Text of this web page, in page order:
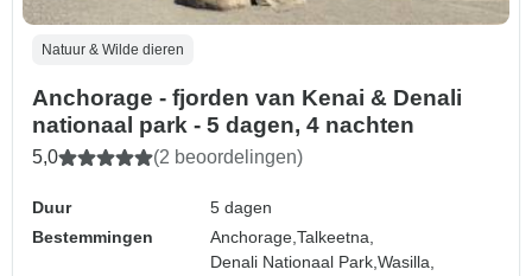
Natuur & Wilde dieren
Anchorage - fjorden van Kenai & Denali
nationaal park - 5 dagen, 4 nachten
5,0 (2 beoordelingen)
Duur
5 dagen
Bestemmingen
Anchorage,Talkeetna,
Denali Nationaal Park,Wasilla,